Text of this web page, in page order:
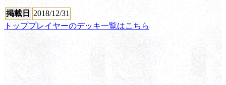
掲載日
2018/12/31
トッププレイヤーのデッキ一覧はこちら